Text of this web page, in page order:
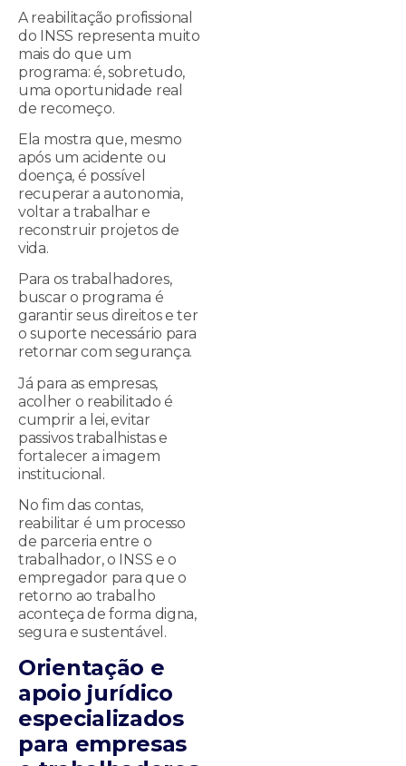
A reabilitação profissional
do INSS representa muito
mais do que um
programa: é, sobretudo,
uma oportunidade real
de recomeço.
Ela mostra que, mesmo
após um acidente ou
doença, é possível
recuperar a autonomia,
voltar a trabalhar e
reconstruir projetos de
vida.
Para os trabalhadores,
buscar o programa é
garantir seus direitos e ter
o suporte necessário para
retornar com segurança.
Já para as empresas,
acolher o reabilitado é
cumprir a lei, evitar
passivos trabalhistas e
fortalecer a imagem
institucional.
No fim das contas,
reabilitar é um processo
de parceria entre o
trabalhador, o INSS e o
empregador para que o
retorno ao trabalho
aconteça de forma digna,
segura e sustentável.
Orientação e
apoio jurídico
especializados
para empresas